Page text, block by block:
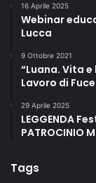
16 Aprile 2025
Webinar
Lucca
9 Ottobre 2021
“Luana. Vita
Lavoro di
29 Aprile 2025
LEGGENDA
PATROCINIO
Tags